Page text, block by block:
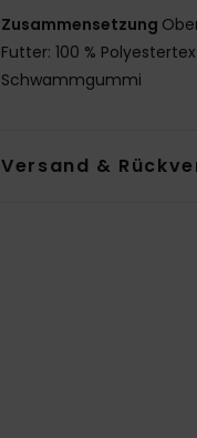
Zusammensetzung
Futter: 100 %
Schwammgummi
Versand &